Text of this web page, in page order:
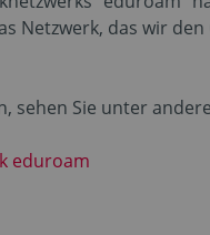
Netzwerk, das wir den
sehen Sie unter
eduroam